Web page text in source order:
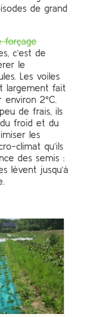
de grand
forçage
c’est de
le
Les voiles
largement fait
environ 2°C.
de frais, ils
froid et du
les
climat qu’ils
des semis :
lèvent jusqu’à